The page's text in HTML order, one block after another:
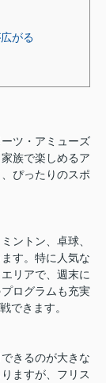
がる
ツ・アミューズ
族で楽しめるア
ぴったりのスポ
ントン、卓球、
す。特に人気な
リアで、週末に
ログラムも充実
できます。
きるのが大きな
ますが、フリス